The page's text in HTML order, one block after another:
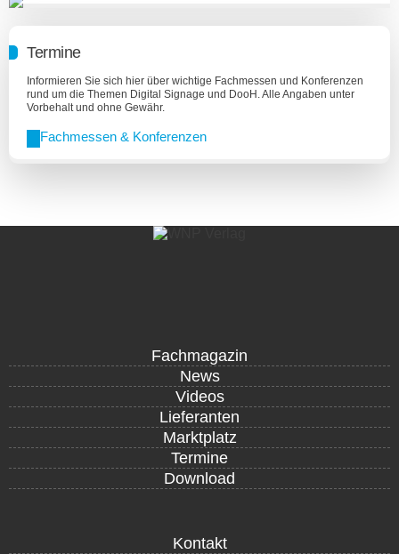
Termine
Informieren Sie sich hier über wichtige Fachmessen und Konferenzen
rund um die Themen Digital Signage und DooH. Alle Angaben unter
Vorbehalt und ohne Gewähr.
Fachmessen & Konferenzen
Fachmagazin
News
Videos
Lieferanten
Marktplatz
Termine
Download
Kontakt